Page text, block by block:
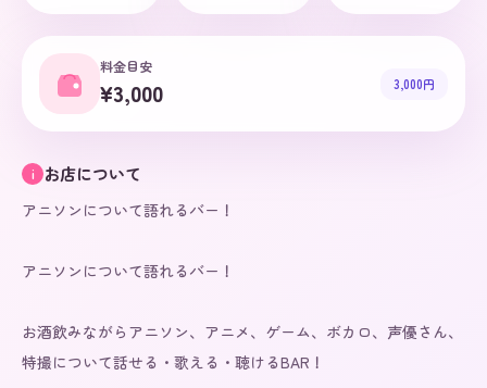
料金目安
¥3,000 3,000円
i お店について
アニソンについて語れるバー！
アニソンについて語れるバー！
お酒飲みながらアニソン、アニメ、ゲーム、ボカロ、声優さん、
特撮について話せる・歌える・聴けるBAR！